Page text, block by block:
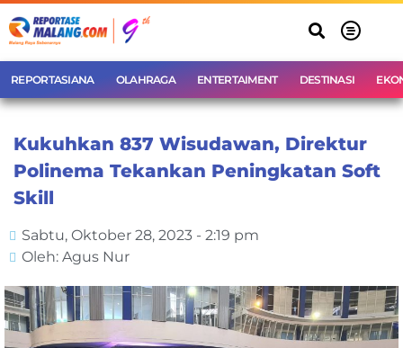
REPORTASIANA OLAHRAGA ENTERTAIMENT DESTINASI
Kukuhkan 837 Wisudawan, Direktur
Polinema Tekankan Peningkatan Soft
Skill
Sabtu, Oktober 28, 2023 - 2:19 pm
Oleh: Agus Nur